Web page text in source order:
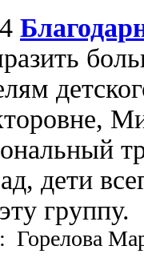
дети
Горелова